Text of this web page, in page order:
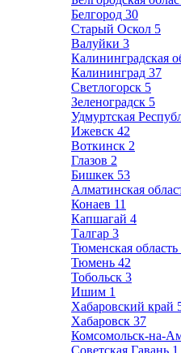
Белгород 30
Старый Оскол 5
Валуйки 3
Калининградская
Калининград 37
Светлогорск 5
Зеленоградск 5
Удмуртская
Ижевск 42
Воткинск 2
Глазов 2
Бишкек 53
Алматинская
Конаев 11
Капшагай 4
Талгар 3
Тюменская область
Тюмень 42
Тобольск 3
Ишим 1
Хабаровский край
Хабаровск 37
Комсомольск-на-
Советская Гавань 1